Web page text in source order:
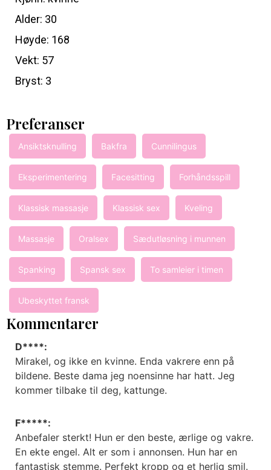
Alder: 30
Høyde: 168
Vekt: 57
Bryst: 3
Preferanser
Ansiktsknulling Bakfra Cunnilingus
Eksperimentering Facesitting Forhåndsspill
Klassisk massasje Klassisk sex Kveling
Massasje Oralsex Sædutløsning i munnen
Spanking Spansk sex To samleier i timen
Ubeskyttet fransk
Kommentarer
D****:
Mirakel, og ikke en kvinne. Enda vakrere enn på
bildene. Beste dama jeg noensinne har hatt. Jeg
kommer tilbake til deg, kattunge.
F*****:
Anbefaler sterkt! Hun er den beste, ærlige og vakre.
En ekte engel. Alt er som i annonsen. Hun har en
fantastisk stemme. Perfekt kropp og et herlig smil.